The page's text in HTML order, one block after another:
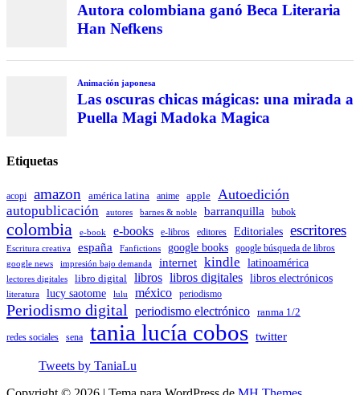
Autora colombiana ganó Beca Literaria
Han Nefkens
Animación japonesa
Las oscuras chicas mágicas: una mirada a
Puella Magi Madoka Magica
Etiquetas
acopi amazon américa latina anime apple Autoedición
autopublicación autores barnes & noble barranquilla bubok
colombia e-book e-books e-libros editores Editoriales escritores
Escritura creativa españa Fanfictions google books google búsqueda de libros
google news impresión bajo demanda internet kindle latinoamérica
lectores digitales libro digital libros libros digitales libros electrónicos
literatura lucy saotome lulu méxico periodismo
Periodismo digital periodismo electrónico ranma 1/2
redes sociales sena tania lucía cobos twitter
Tweets by TaniaLu